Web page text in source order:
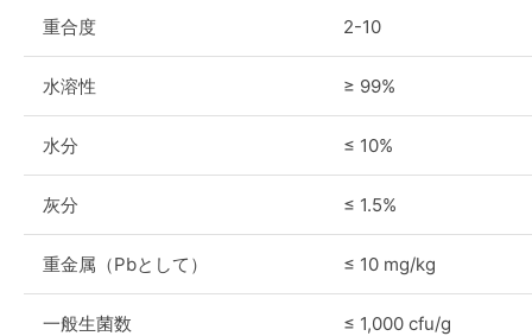
重合度 2-10
水溶性 ≥ 99%
水分 ≤ 10%
灰分 ≤ 1.5%
重金属（Pbとして） ≤ 10 mg/kg
一般生菌数 ≤ 1,000 cfu/g